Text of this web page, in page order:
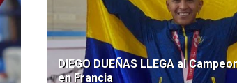
DIEGO DUEÑAS LLEGA al
en Francia